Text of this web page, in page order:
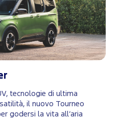
tecnologie di ultima
il nuovo Tourneo
godersi la vita all’aria